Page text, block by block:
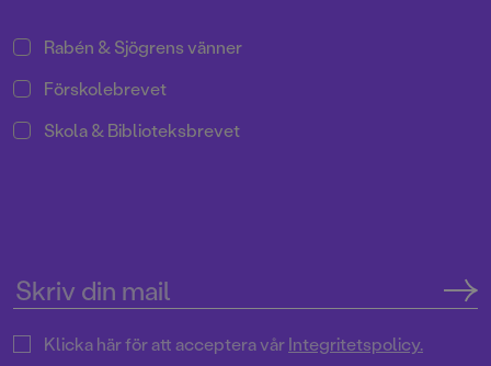
Rabén & Sjögrens vänner
Förskolebrevet
Skola & Biblioteksbrevet
Klicka här för att acceptera vårIntegritetspolicy.